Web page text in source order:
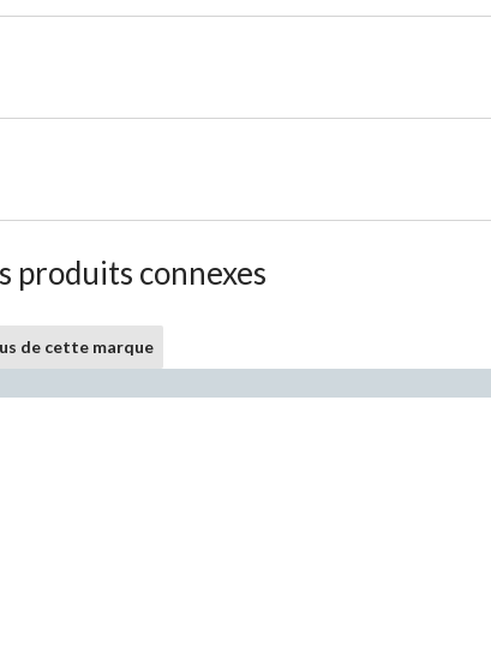
produits connexes
de cette marque